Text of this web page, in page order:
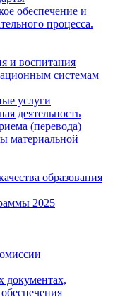
обеспечение и
процесса.
и воспитания
системам
услуги
деятельность
(перевода)
материальной
образования
2025
документах,